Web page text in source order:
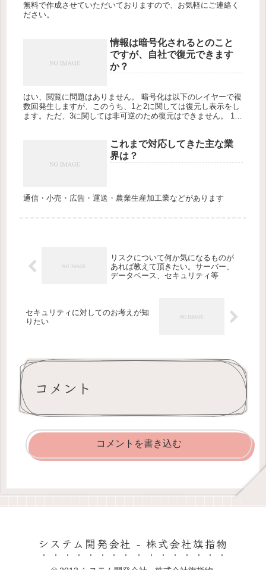
無料で作成させていただいておりますので、お気軽にご連絡く
ださい。
情報は暗号化されるとのこと
ですが、自社で復元できます
か？
はい、閲覧に問題はありません。 暗号化は以下のレイヤーで複
数回発生しますが、このうち、1と2に関しては復元し表示をし
ます。ただ、3に関しては非可逆のため復元はできません。 1
これまで対応してきた主な業
界は？
通信・小売・広告・運送・農業生産加工業などがあります
リスクについて何か気になるものが
あれば教えて頂きたい。サーバー、
データベース、セキュリティ等
セキュリティに対してのお考えが知
りたい
コメント
コメントを書き込む
システム開発会社 - 株式会社旗指物